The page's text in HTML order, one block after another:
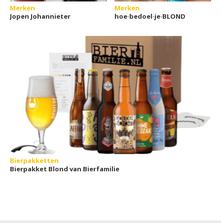
Merken
Jopen Johannieter
Merken
hoe·bedoel·je·BLOND
Bierpakketten
Bierpakket Blond van Bierfamilie